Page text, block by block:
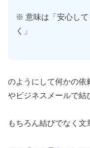
※ 意味は「安心して
く」
のようにして何かの依
やビジネスメールで結
もちろん結びでなく文